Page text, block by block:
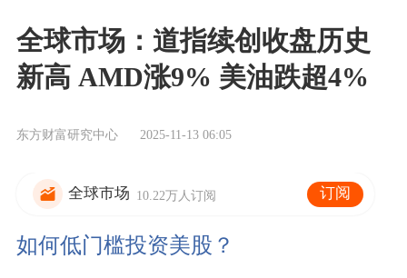
全球市场：道指续创收盘历史
新高 AMD涨9% 美油跌超4%
东方财富研究中心 2025-11-13 06:05
全球市场 10.22万人订阅 订阅
如何低门槛投资美股？